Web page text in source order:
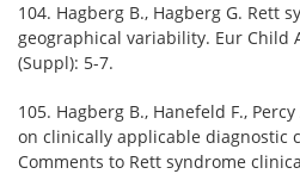
104. Hagberg B., Hagberg G. Rett
geographical variability. Eur Child
(Suppl): 5-7.
105. Hagberg B., Hanefeld F.,
on clinically applicable diagnostic
Comments to Rett syndrome